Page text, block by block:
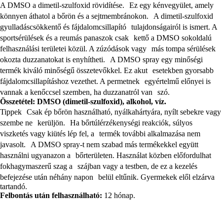
A DMSO a dimetil-szulfoxid rövidítése. Ez egy kénvegyület, amely
könnyen áthatol a bőrön és a sejtmembránokon. A dimetil-szulfoxid
gyulladáscsökkentő és fájdalomcsillapító tulajdonságairól is ismert. A
sportsérülések és a reumás panaszok csak kettő a DMSO sokoldalú
felhasználási területei közül. A zúzódások vagy más tompa sérülések
okozta duzzanatokat is enyhítheti. A DMSO spray egy minőségi
termék kiváló minőségű összetevőkkel. Ez akut esetekben gyorsabb
fájdalomcsillapításhoz vezethet. A permetnek egyértelmű előnyei is
vannak a kenőccsel szemben, ha duzzanatról van szó.
Összetétel: DMSO (dimetil-szulfoxid), alkohol, víz.
Tippek Csak ép bőrön használható, nyálkahártyára, nyílt sebekre vagy
szembe ne kerüljön. Ha bőrtúlérzékenységi reakciók, súlyos
viszketés vagy kiütés lép fel, a termék további alkalmazása nem
javasolt. A DMSO spray-t nem szabad más termékekkel együtt
használni ugyanazon a bőrterületen. Használat közben előfordulhat
fokhagymaszerű szag a szájban vagy a testben, de ez a kezelés
befejezése után néhány napon belül eltűnik. Gyermekek elől elzárva
tartandó.
Felbontás után felhasználható: 12 hónap.